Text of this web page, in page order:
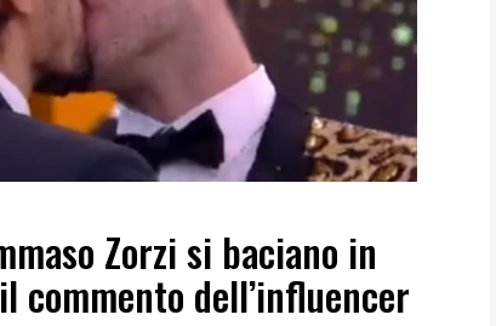
Zorzi si baciano in
commento dell’influencer